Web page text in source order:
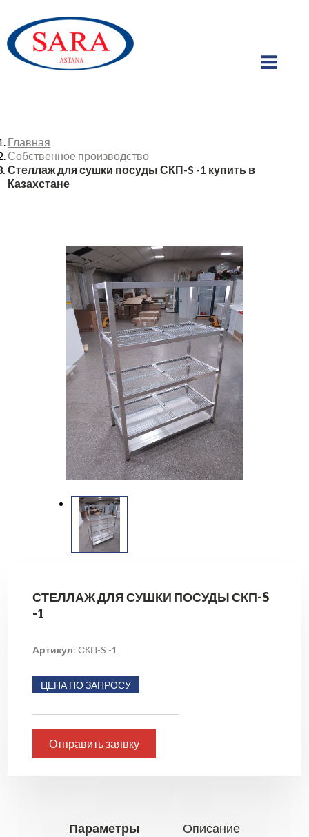
Главная
Собственное производство
Стеллаж для сушки посуды СКП-S -1 купить в
Казахстане
СТЕЛЛАЖ ДЛЯ СУШКИ ПОСУДЫ СКП-S
-1
Артикул: СКП-S -1
ЦЕНА ПО ЗАПРОСУ
Отправить заявку
Параметры Описание